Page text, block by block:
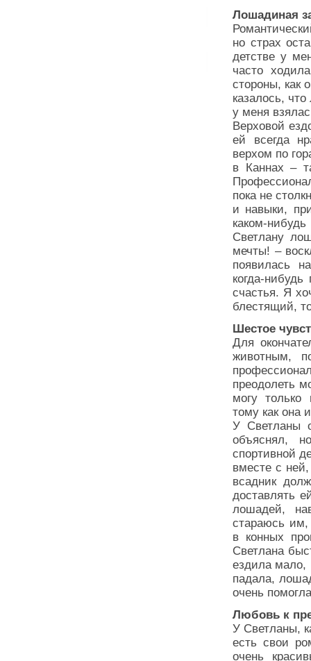
Лошадиная
но страх
детстве у
часто
стороны, как
казалось,
у меня
Верховой
ей всегда
верхом по
в Каннах –
пока не
и навыки,
каком-
Светлану
мечты! –
появилась
когда-
счастья. Я
блестящий,
Шестое
Для
животным,
преодолеть
могу
тому как она
У Светланы
объяснял,
спортивной
вместе с
всадник
доставлять
лошадей,
стараюсь им,
в конных
Светлана
ездила мало,
падала,
очень
Любовь к
У Светланы,
есть свои
очень